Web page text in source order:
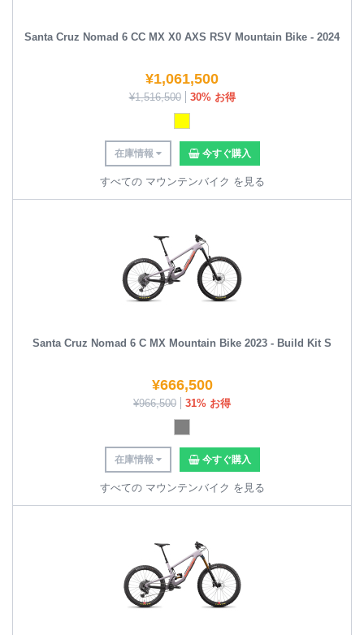
Santa Cruz Nomad 6 CC MX X0 AXS RSV Mountain Bike - 2024
¥1,061,500
¥1,516,500 30% お得
在庫情報 今すぐ購入
すべての マウンテンバイク を見る
Santa Cruz Nomad 6 C MX Mountain Bike 2023 - Build Kit S
¥666,500
¥966,500 31% お得
在庫情報 今すぐ購入
すべての マウンテンバイク を見る